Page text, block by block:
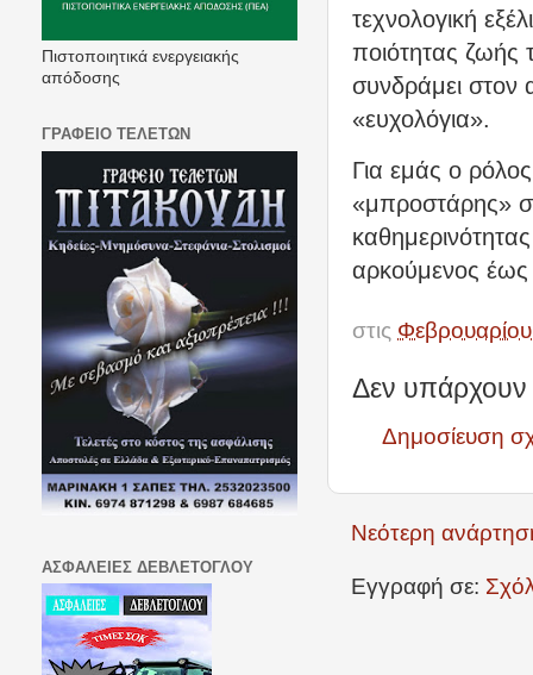
τεχνολογική
ποιότητας ζωής
συνδράμει στον
«ευχολόγια».
Για εμάς ο
«μπροστάρης»
αρκούμενος έως
στις
Δεν υπάρχουν
Δημοσίευση
Νεότερη
Εγγραφή σε:
Πιστοποιητικά ενεργειακής
απόδοσης
ΓΡΑΦΕΙΟ ΤΕΛΕΤΩΝ
ΑΣΦΑΛΕΙΕΣ ΔΕΒΛΕΤΟΓΛΟΥ